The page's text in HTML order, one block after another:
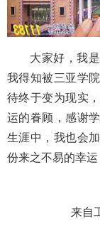
大家好，我
我得知被三亚学
待终于变为现实
运的眷顾，感谢
生涯中，我也会
份来之不易的幸运
来自